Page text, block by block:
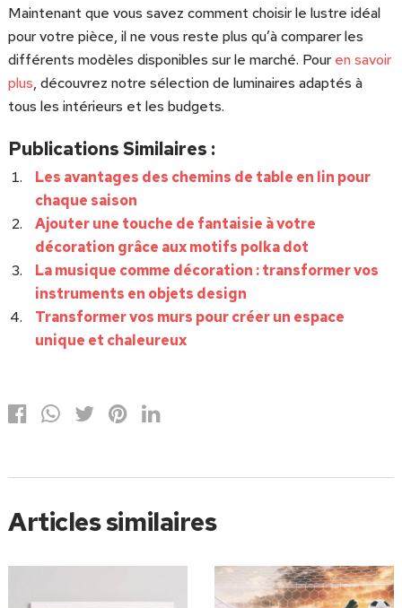
Maintenant que vous savez comment choisir le lustre idéal
pour votre pièce, il ne vous reste plus qu’à comparer les
différents modèles disponibles sur le marché. Pouren savoir
plus, découvrez notre sélection de luminaires adaptés à
tous les intérieurs et les budgets.
Publications Similaires :
Les avantages des chemins de table en lin pour
chaque saison
Ajouter une touche de fantaisie à votre
décoration grâce aux motifs polka dot
La musique comme décoration : transformer vos
instruments en objets design
Transformer vos murs pour créer un espace
unique et chaleureux
Articles similaires